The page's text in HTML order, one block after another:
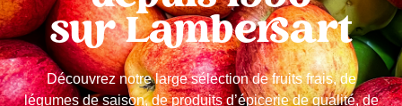
sur Lambersart
Découvrez notre large sélection de fruits frais, de
légumes de saison, de produits d’épicerie de qualité, de